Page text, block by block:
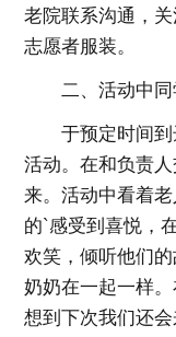
老院联系沟通，
志愿者服装。
二、活动中同
于预定时间到
活动。在和负责
来。活动中看着
的`感受到喜悦，
欢笑，倾听他们
奶奶在一起一样
想到下次我们还